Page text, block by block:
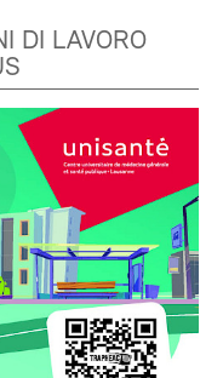
DI LAVORO